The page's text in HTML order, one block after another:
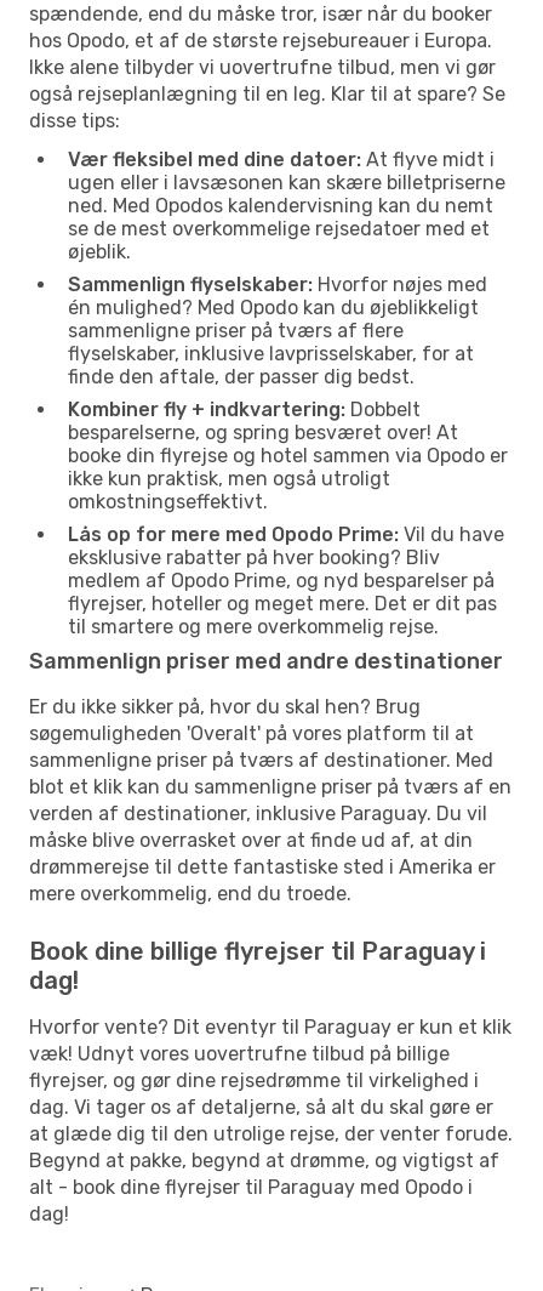
spændende, end du måske tror, især når du booker
hos Opodo, et af de største rejsebureauer i Europa.
Ikke alene tilbyder vi uovertrufne tilbud, men vi gør
også rejseplanlægning til en leg. Klar til at spare? Se
disse tips:
Vær fleksibel med dine datoer: At flyve midt i
ugen eller i lavsæsonen kan skære billetpriserne
ned. Med Opodos kalendervisning kan du nemt
se de mest overkommelige rejsedatoer med et
øjeblik.
Sammenlign flyselskaber: Hvorfor nøjes med
én mulighed? Med Opodo kan du øjeblikkeligt
sammenligne priser på tværs af flere
flyselskaber, inklusive lavprisselskaber, for at
finde den aftale, der passer dig bedst.
Kombiner fly + indkvartering: Dobbelt
besparelserne, og spring besværet over! At
booke din flyrejse og hotel sammen via Opodo er
ikke kun praktisk, men også utroligt
omkostningseffektivt.
Lås op for mere med Opodo Prime: Vil du have
eksklusive rabatter på hver booking? Bliv
medlem af Opodo Prime, og nyd besparelser på
flyrejser, hoteller og meget mere. Det er dit pas
til smartere og mere overkommelig rejse.
Sammenlign priser med andre destinationer
Er du ikke sikker på, hvor du skal hen? Brug
søgemuligheden 'Overalt' på vores platform til at
sammenligne priser på tværs af destinationer. Med
blot et klik kan du sammenligne priser på tværs af en
verden af destinationer, inklusive Paraguay. Du vil
måske blive overrasket over at finde ud af, at din
drømmerejse til dette fantastiske sted i Amerika er
mere overkommelig, end du troede.
Book dine billige flyrejser til Paraguay i
dag!
Hvorfor vente? Dit eventyr til Paraguay er kun et klik
væk! Udnyt vores uovertrufne tilbud på billige
flyrejser, og gør dine rejsedrømme til virkelighed i
dag. Vi tager os af detaljerne, så alt du skal gøre er
at glæde dig til den utrolige rejse, der venter forude.
Begynd at pakke, begynd at drømme, og vigtigst af
alt - book dine flyrejser til Paraguay med Opodo i
dag!